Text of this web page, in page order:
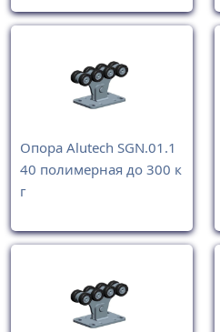
Опора Alutech SGN.01.1
40 полимерная до 300 к
г